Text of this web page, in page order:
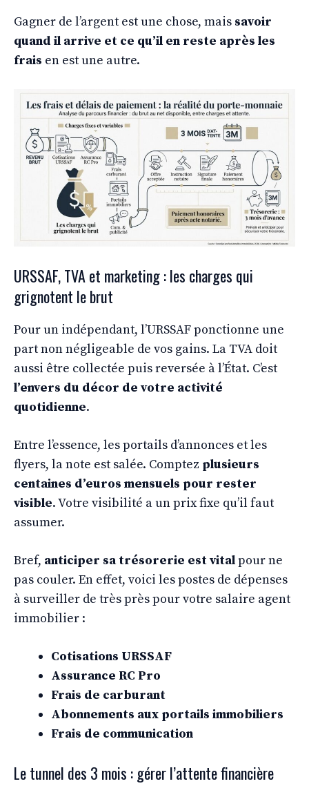
Gagner de l’argent est une chose, mais savoir
quand il arrive et ce qu’il en reste après les
frais en est une autre.
URSSAF, TVA et marketing : les charges qui
grignotent le brut
Pour un indépendant, l’URSSAF ponctionne une
part non négligeable de vos gains. La TVA doit
aussi être collectée puis reversée à l’État. C’est
l’envers du décor de votre activité
quotidienne.
Entre l’essence, les portails d’annonces et les
flyers, la note est salée. Comptez plusieurs
centaines d’euros mensuels pour rester
visible. Votre visibilité a un prix fixe qu’il faut
assumer.
Bref, anticiper sa trésorerie est vitalpour ne
pas couler. En effet, voici les postes de dépenses
à surveiller de très près pour votre salaire agent
immobilier :
Cotisations URSSAF
Assurance RC Pro
Frais de carburant
Abonnements aux portails immobiliers
Frais de communication
Le tunnel des 3 mois : gérer l’attente financière